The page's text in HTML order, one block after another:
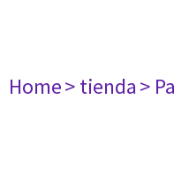
Home> tienda>